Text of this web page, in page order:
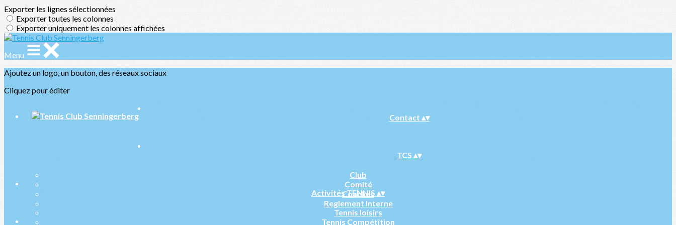
Exporter les lignes sélectionnées
Exporter toutes les colonnes
Exporter uniquement les colonnes affichées
Menu
Ajoutez un logo, un bouton, des réseaux sociaux
Cliquez pour éditer
Contact ▴▾
TCS ▴▾
Club
Comité
Coaches
Reglement Interne
Activités TENNIS ▴▾
Tennis loisirs
Tennis Compétition